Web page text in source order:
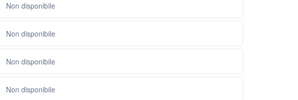
Non disponibile
Non disponibile
Non disponibile
Non disponibile